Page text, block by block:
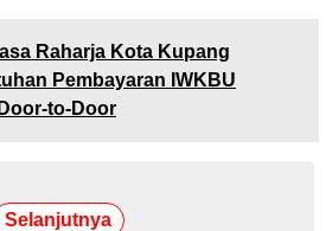
Raharja Kota Kupang
Pembayaran IWKBU
to-Door
Selanjutnya